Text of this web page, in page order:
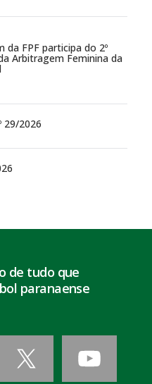
da FPF participa do 2º
Arbitragem Feminina da
29/2026
de tudo que
paranaense